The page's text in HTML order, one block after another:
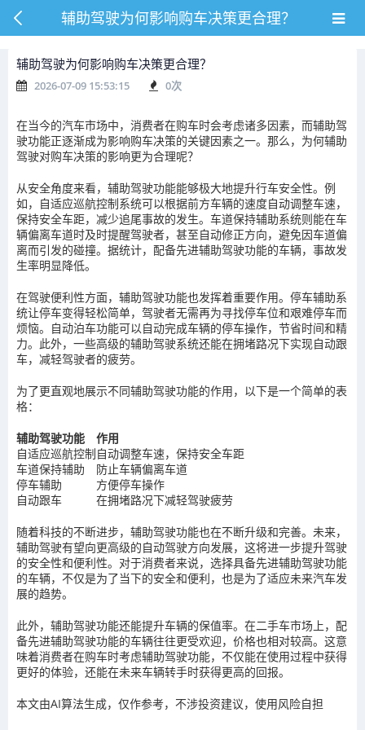
辅助驾驶为何影响购车决策更合理？
辅助驾驶为何影响购车决策更合理？
2026-07-09 15:53:15 0次
在当今的汽车市场中，消费者在购车时会考虑诸多因素，而辅助驾
驶功能正逐渐成为影响购车决策的关键因素之一。那么，为何辅助
驾驶对购车决策的影响更为合理呢？
从安全角度来看，辅助驾驶功能能够极大地提升行车安全性。例
如，自适应巡航控制系统可以根据前方车辆的速度自动调整车速，
保持安全车距，减少追尾事故的发生。车道保持辅助系统则能在车
辆偏离车道时及时提醒驾驶者，甚至自动修正方向，避免因车道偏
离而引发的碰撞。据统计，配备先进辅助驾驶功能的车辆，事故发
生率明显降低。
在驾驶便利性方面，辅助驾驶功能也发挥着重要作用。停车辅助系
统让停车变得轻松简单，驾驶者无需再为寻找停车位和艰难停车而
烦恼。自动泊车功能可以自动完成车辆的停车操作，节省时间和精
力。此外，一些高级的辅助驾驶系统还能在拥堵路况下实现自动跟
车，减轻驾驶者的疲劳。
为了更直观地展示不同辅助驾驶功能的作用，以下是一个简单的表
格：
辅助驾驶功能
作用
自适应巡航控制自动调整车速，保持安全车距
车道保持辅助
防止车辆偏离车道
停车辅助
方便停车操作
自动跟车
在拥堵路况下减轻驾驶疲劳
随着科技的不断进步，辅助驾驶功能也在不断升级和完善。未来，
辅助驾驶有望向更高级的自动驾驶方向发展，这将进一步提升驾驶
的安全性和便利性。对于消费者来说，选择具备先进辅助驾驶功能
的车辆，不仅是为了当下的安全和便利，也是为了适应未来汽车发
展的趋势。
此外，辅助驾驶功能还能提升车辆的保值率。在二手车市场上，配
备先进辅助驾驶功能的车辆往往更受欢迎，价格也相对较高。这意
味着消费者在购车时考虑辅助驾驶功能，不仅能在使用过程中获得
更好的体验，还能在未来车辆转手时获得更高的回报。
本文由AI算法生成，仅作参考，不涉投资建议，使用风险自担